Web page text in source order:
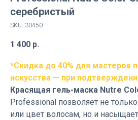
серебристый
SKU: 30450
1 400 р.
*Скидка до 40% для мастеров
искусства — при
Красящая гель-маска Nutre
Professional позволяет не
или цвет волосам, но и насыщает